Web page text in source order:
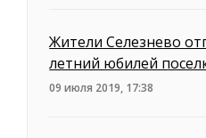
Жители Селезнево
летний юбилей
09 июля 2019, 17:38